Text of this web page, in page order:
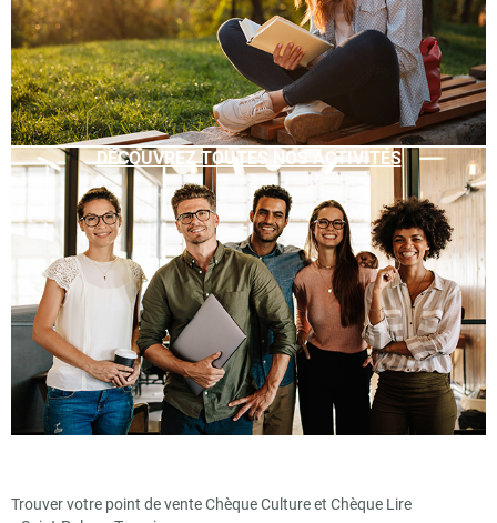
DÉCOUVREZ TOUTES NOS ACTIVITÉS
Trouver votre point de vente Chèque Culture et Chèque Lire